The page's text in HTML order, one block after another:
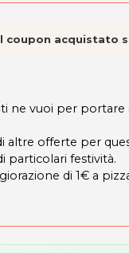
acquistato
ne vuoi per portare
altre offerte per
particolari festività.
di 1€ a